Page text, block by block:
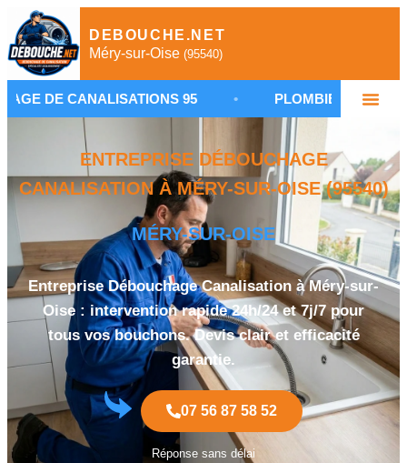
DEBOUCHE.NET
Méry-sur-Oise (95540)
95 • PLOMBIER DÉBOUCHAGE MÉRY-
ENTREPRISE DÉBOUCHAGE
CANALISATION À MÉRY-SUR-OISE (95540)
MÉRY-SUR-OISE
Entreprise Débouchage Canalisation à Méry-sur-
Oise : intervention rapide 24h/24 et 7j/7 pour
tous vos bouchons. Devis clair et efficacité
garantie.
07 56 87 58 52
Réponse sans délai